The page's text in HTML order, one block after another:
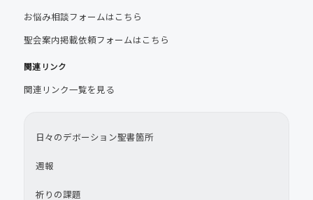
お悩み相談フォームはこちら
聖会案内掲載依頼フォームはこちら
関連リンク
関連リンク一覧を見る
日々のデボーション聖書箇所
週報
祈りの課題